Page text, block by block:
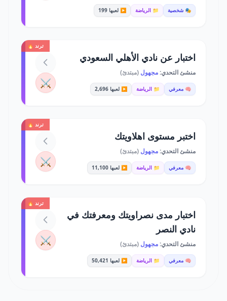
🎭 شخصية 📁 الرياضة ▶️ لعبها 199
ترند 🔥
اختبار عن نادي الأهلي السعودي
منشئ التحدي:مجهول (مبتدئ)
🧠 معرفي 📁 الرياضة ▶️ لعبها 2,696 ⚔️
ترند 🔥
اختبر مستوى اهلاويتك
منشئ التحدي:مجهول (مبتدئ)
🧠 معرفي 📁 الرياضة ▶️ لعبها 11,100 ⚔️
ترند 🔥
اختبار مدى نصراويتك ومعرفتك في
نادي النصر
منشئ التحدي:مجهول (مبتدئ)
🧠 معرفي 📁 الرياضة ▶️ لعبها 50,421
⚔️